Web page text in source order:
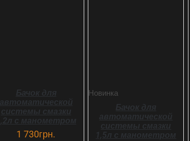
Бачок для
автоматической
системы смазки
1,2л с манометром
1 730грн.
Новинка
Бачок для
автоматической
системы смазки
1,5л с манометром